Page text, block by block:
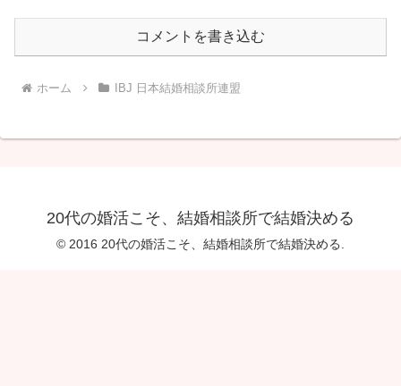
コメントを書き込む
ホーム IBJ 日本結婚相談所連盟
20代の婚活こそ、結婚相談所で結婚決める
© 2016 20代の婚活こそ、結婚相談所で結婚決める.